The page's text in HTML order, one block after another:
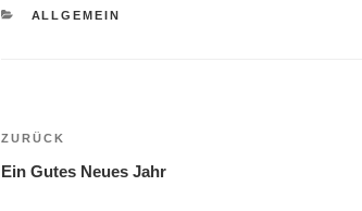
KATEGORIEN
ALLGEMEIN
Beitragsnavigation
Vorheriger
Beitrag
ZURÜCK
Ein Gutes Neues Jahr